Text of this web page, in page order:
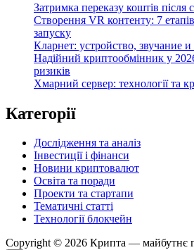
Затримка переказу коштів після
Створення VR контенту: 7
запуску
Кларнет: устройство, звучание и
Надійний криптообмінник у
ризиків
Хмарний сервер: технології та
Категорії
Дослідження та аналіз
Інвестиції і фінанси
Новини криптовалют
Освіта та поради
Проекти та стартапи
Тематичні статті
Технології блокчейн
Copyright © 2026 Крипта — майбутнє